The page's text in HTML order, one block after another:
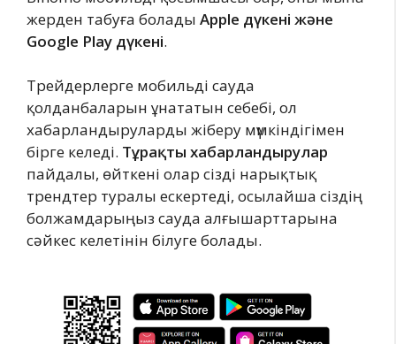
жерден табуға болады Apple дүкені және
Google Play дүкені.
Трейдерлерге мобильді сауда
қолданбаларын ұнататын себебі, ол
хабарландыруларды жіберу мүмкіндігімен
бірге келеді. Тұрақты хабарландырулар
пайдалы, өйткені олар сізді нарықтық
трендтер туралы ескертеді, осылайша сіздің
болжамдарыңыз сауда алғышарттарына
сәйкес келетінін білуге болады.